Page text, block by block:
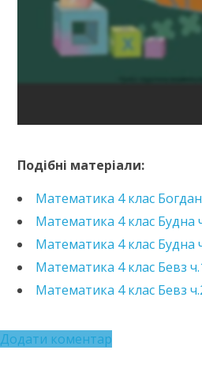
Подібні матеріали:
Математика 4 клас
Математика 4 клас Будна
Математика 4 клас Будна
Математика 4 клас Бевз
Математика 4 клас Бевз
Додати коментар